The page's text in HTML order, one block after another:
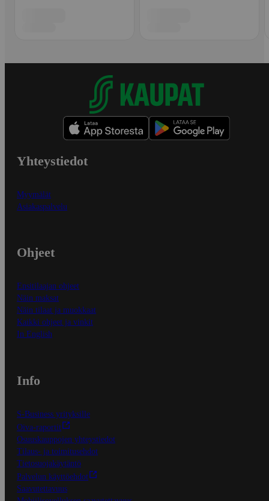
Yhteystiedot
Myymälät
Asiakaspalvelu
Ohjeet
Ensitilaajan ohjeet
Näin maksat
Näin tilaat ja muokkaat
Kaikki ohjeet ja vinkit
In English
Info
S-Business yrityksille
Oiva-raportit
Osuuskauppojen yhteystiedot
Tilaus- ja toimitusehdot
Tietosuojakäytäntö
Palvelun käyttöehdot
Saavutettavuus